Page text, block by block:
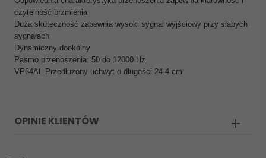
czytelność brzmienia
Duża skuteczność zapewnia wysoki sygnał wyjściowy przy słabych
sygnałach
Dynamiczny dookólny
Pasmo przenoszenia: 50 do 12000 Hz.
VP64AL Przedłużony uchwyt o długości 24.4 cm
OPINIE KLIENTÓW